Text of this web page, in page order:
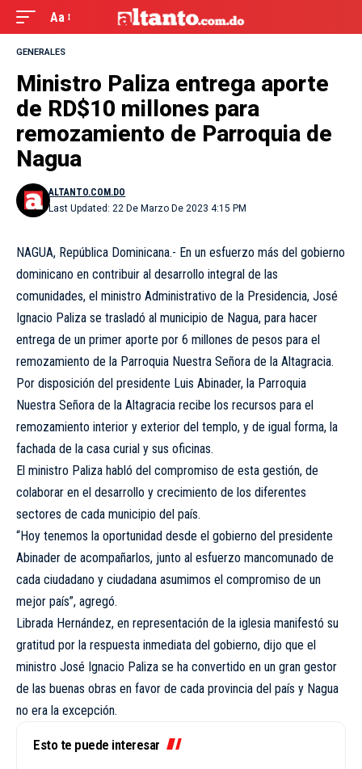
Aa
GENERALES
Ministro Paliza entrega aporte
de RD$10 millones para
remozamiento de Parroquia de
Nagua
Last Updated: 22 De Marzo De 2023 4:15 PM
ALTANTO.COM.DO
NAGUA, República Dominicana.- En un esfuerzo más del gobierno
dominicano en contribuir al desarrollo integral de las
comunidades, el ministro Administrativo de la Presidencia, José
Ignacio Paliza se trasladó al municipio de Nagua, para hacer
entrega de un primer aporte por 6 millones de pesos para el
remozamiento de la Parroquia Nuestra Señora de la Altagracia.
Por disposición del presidente Luis Abinader, la Parroquia
Nuestra Señora de la Altagracia recibe los recursos para el
remozamiento interior y exterior del templo, y de igual forma, la
fachada de la casa curial y sus oficinas.
El ministro Paliza habló del compromiso de esta gestión, de
colaborar en el desarrollo y crecimiento de los diferentes
sectores de cada municipio del país.
“Hoy tenemos la oportunidad desde el gobierno del presidente
Abinader de acompañarlos, junto al esfuerzo mancomunado de
cada ciudadano y ciudadana asumimos el compromiso de un
mejor país”, agregó.
Librada Hernández, en representación de la iglesia manifestó su
gratitud por la respuesta inmediata del gobierno, dijo que el
ministro José Ignacio Paliza se ha convertido en un gran gestor
de las buenas obras en favor de cada provincia del país y Nagua
no era la excepción.
Esto te puede interesar